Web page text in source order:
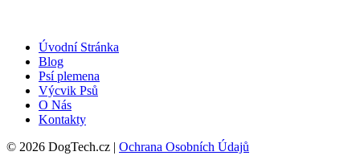
Úvodní Stránka
Blog
Psí plemena
Výcvik Psů
O Nás
Kontakty
© 2026 DogTech.cz | Ochrana Osobních Údajů